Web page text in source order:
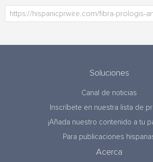
Soluciones
Canal de noticias
Inscríbete en nuestra lista de
¡Añada nuestro contenido a tu
Para publicaciones
Acerca